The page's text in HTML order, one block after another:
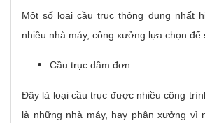
Một số loại cầu trục thông dụng nhất
nhiều nhà máy, công xưởng lựa chọn để
Cầu trục dầm đơn
Đây là loại cầu trục được nhiều công
là những nhà máy, hay phân xưởng vì